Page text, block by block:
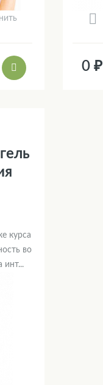
0 ₽
курса
во
инт...